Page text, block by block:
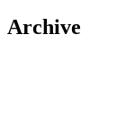
Archive